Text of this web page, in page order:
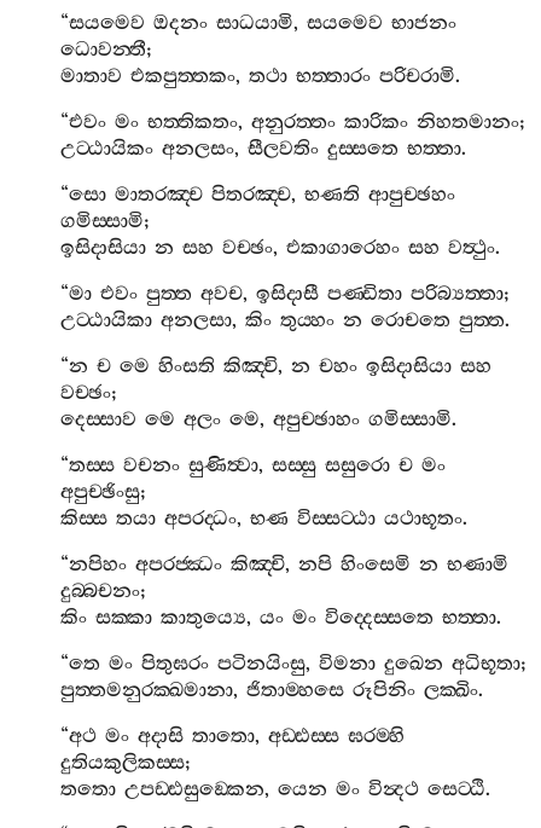
“සයමෙව ඔදනං සාධයාමි,සයමෙව භාජනං
ධොවන‍්තී;
මාතාව එකපුත‍්තකං,තථා භත‍්තාරං පරිචරාමි.
“එවං මං භත‍්තිකතං,අනුරත‍්තං කාරිකං නිහතමානං;
උට‍්ඨායිකං අනලසං,සීලවතිං දුස‍්සතෙ භත‍්තා.
“සො මාතරඤ‍්ච පිතරඤ‍්ච,භණති ආපුච‍්ඡහං
ගමිස‍්සාමි;
ඉසිදාසියා න සහ වච‍්ඡං,එකාගාරෙහං සහ වත්‍ථුං.
“මා එවං පුත‍්ත අවච,ඉසිදාසී පණ‍්ඩිතා පරිබ්‍යත‍්තා;
උට‍්ඨායිකා අනලසා,කිං තුය‍්හං න රොචතෙ පුත‍්ත.
“න ච මෙ හිංසති කිඤ‍්චි,න චහං ඉසිදාසියා සහ
වච‍්ඡං;
දෙස‍්සාව මෙ අලං මෙ,අපුච‍්ඡාහං ගමිස‍්සාමි.
“තස‍්ස වචනං සුණිත්‍වා,සස‍්සු සසුරො ච මං
අපුච‍්ඡිංසු;
කිස‍්ස තයා අපරද‍්ධං,භණ විස‍්සට‍්ඨා යථාභූතං.
“නපිහං අපරජ‍්ඣං කිඤ‍්චි,නපි හිංසෙමි න භණාමි
දුබ‍්බචනං;
කිං සක‍්කා කාතුය්‍යෙ,යං මං විද‍්දෙස‍්සතෙ භත‍්තා.
“තෙ මං පිතුඝරං පටිනයිංසු,විමනා දුඛෙන අධිභූතා;
පුත‍්තමනුරක‍්ඛමානා,ජිතාම‍්හසෙ රූපිනිං ලක‍්ඛිං.
“අථ මං අදාසි තාතො,අඩ‍්ඪස‍්ස ඝරම‍්හි
දුතියකුලිකස‍්ස;
තතො උපඩ‍්ඪසුඞ‍්කෙන,යෙන මං වින්‍දථ සෙට‍්ඨි.